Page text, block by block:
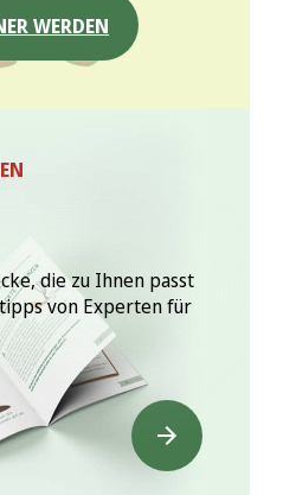
WERDEN
die zu Ihnen passt
von Experten für